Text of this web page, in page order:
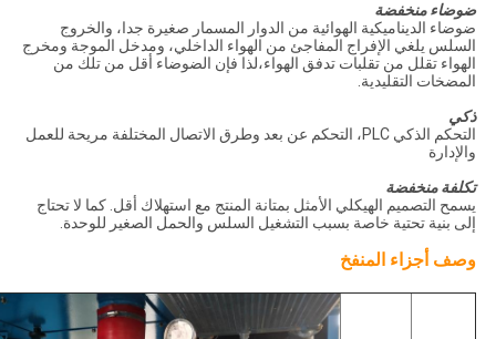
ضوضاء منخفضة
ضوضاء الديناميكية الهوائية من الدوار المسمار صغيرة جدا، والخروج
السلس يلغي الإفراج المفاجئ من الهواء الداخلي، ومدخل الموجة ومخرج
الهواء تقلل من تقلبات تدفق الهواء،لذا فإن الضوضاء أقل من تلك من
المضخات التقليدية.
ذكي
التحكم الذكي PLC، التحكم عن بعد وطرق الاتصال المختلفة مريحة للعمل
والإدارة
تكلفة منخفضة
يسمح التصميم الهيكلي الأمثل بمتانة المنتج مع استهلاك أقل. كما لا تحتاج
إلى بنية تحتية خاصة بسبب التشغيل السلس والحمل الصغير للوحدة.
وصف أجزاء المنفخ